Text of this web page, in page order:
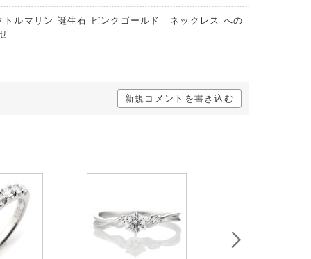
トルマリン 誕生石 ピンクゴールド ネックレス への
新規コメントを書き込む